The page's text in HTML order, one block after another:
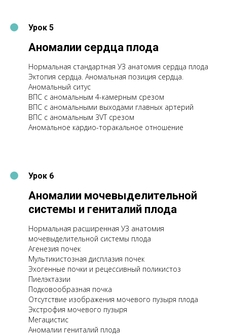
Урок 5
Аномалии cердца плода
Нормальная стандартная УЗ анатомия сердца плода
Эктопия сердца. Аномальная позиция сердца.
Аномальный ситус
ВПС с аномальным 4-камерным срезом
ВПС с аномальными выходами главных артерий
ВПС с аномальным 3VT cрезом
Аномальное кардио-торакальное отношение
Урок 6
Аномалии мочевыделительной
системы и гениталий плода
Нормальная расширенная УЗ анатомия
мочевыделительной системы плода
Агенезия почек
Мультикистозная дисплазия почек
Эхогенные почки и рецессивный поликистоз
Пиелэктазии
Подковообразная почка
Отсутствие изображения мочевого пузыря плода
Экстрофия мочевого пузыря
Мегацистис
Аномалии гениталий плода